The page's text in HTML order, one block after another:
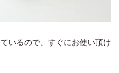
いるので、すぐにお使い頂け